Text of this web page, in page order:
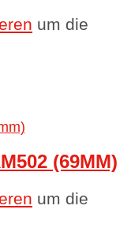
um die
(69MM)
um die